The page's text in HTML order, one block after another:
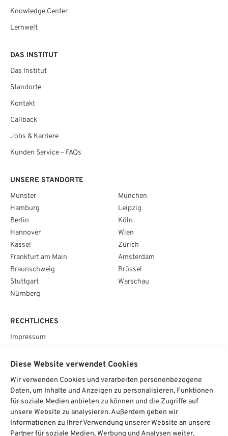
Knowledge Center
Lernwelt
DAS INSTITUT
Das Institut
Standorte
Kontakt
Callback
Jobs & Karriere
Kunden Service – FAQs
RECHTLICHES
Impressum
AGB
Cookie­einstellungen
UNSERE STANDORTE
Münster
Hamburg
Berlin
Hannover
Kassel
Frankfurt am Main
Braunschweig
Stuttgart
Nürnberg
München
Leipzig
Köln
Wien
Zürich
Amsterdam
Brüssel
Warschau
SOCIAL
Diese Website verwendet Cookies
Wir verwenden Cookies und verarbeiten personenbezogene
Daten, um Inhalte und Anzeigen zu personalisieren, Funktionen
für soziale Medien anbieten zu können und die Zugriffe auf
unsere Website zu analysieren. Außerdem geben wir
Informationen zu Ihrer Verwendung unserer Website an unsere
Partner für soziale Medien, Werbung und Analysen weiter.